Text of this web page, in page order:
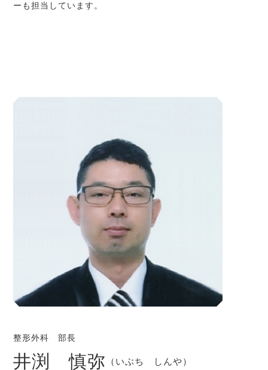
ーも担当しています。
整形外科 部長
井渕 慎弥 （いぶち しんや）